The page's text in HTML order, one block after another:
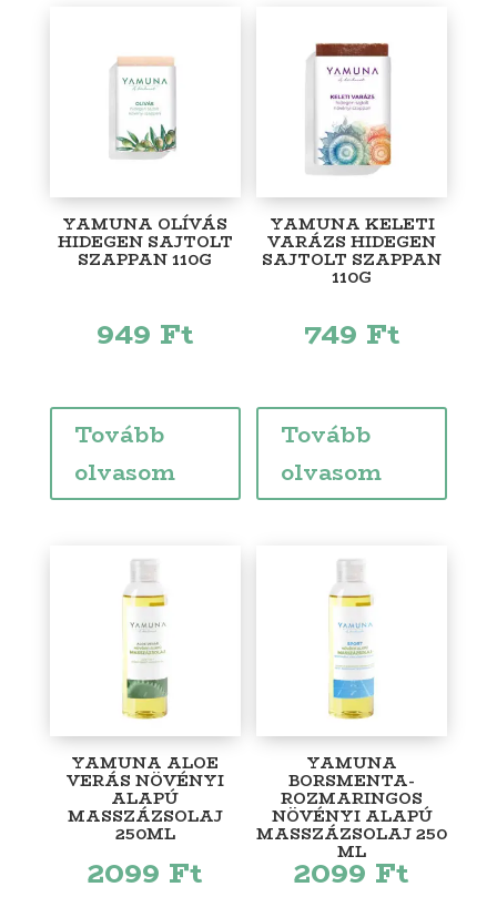
YAMUNA OLÍVÁS
HIDEGEN SAJTOLT
SZAPPAN 110G
949 Ft
Tovább
olvasom
YAMUNA KELETI
VARÁZS HIDEGEN
SAJTOLT SZAPPAN
110G
749 Ft
Tovább
olvasom
YAMUNA ALOE
VERÁS NÖVÉNYI
ALAPÚ
MASSZÁZSOLAJ
250ML
2099 Ft
YAMUNA
BORSMENTA-
ROZMARINGOS
NÖVÉNYI ALAPÚ
MASSZÁZSOLAJ 250
ML
2099 Ft